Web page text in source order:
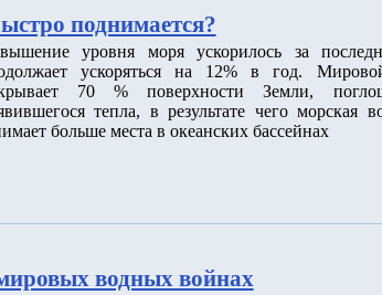
поднимается?
уровня моря ускорилось за
ускоряться на 12% в год.
70 % поверхности Земли,
тепла, в результате чего морская
больше места в океанских бассейнах
водных войнах